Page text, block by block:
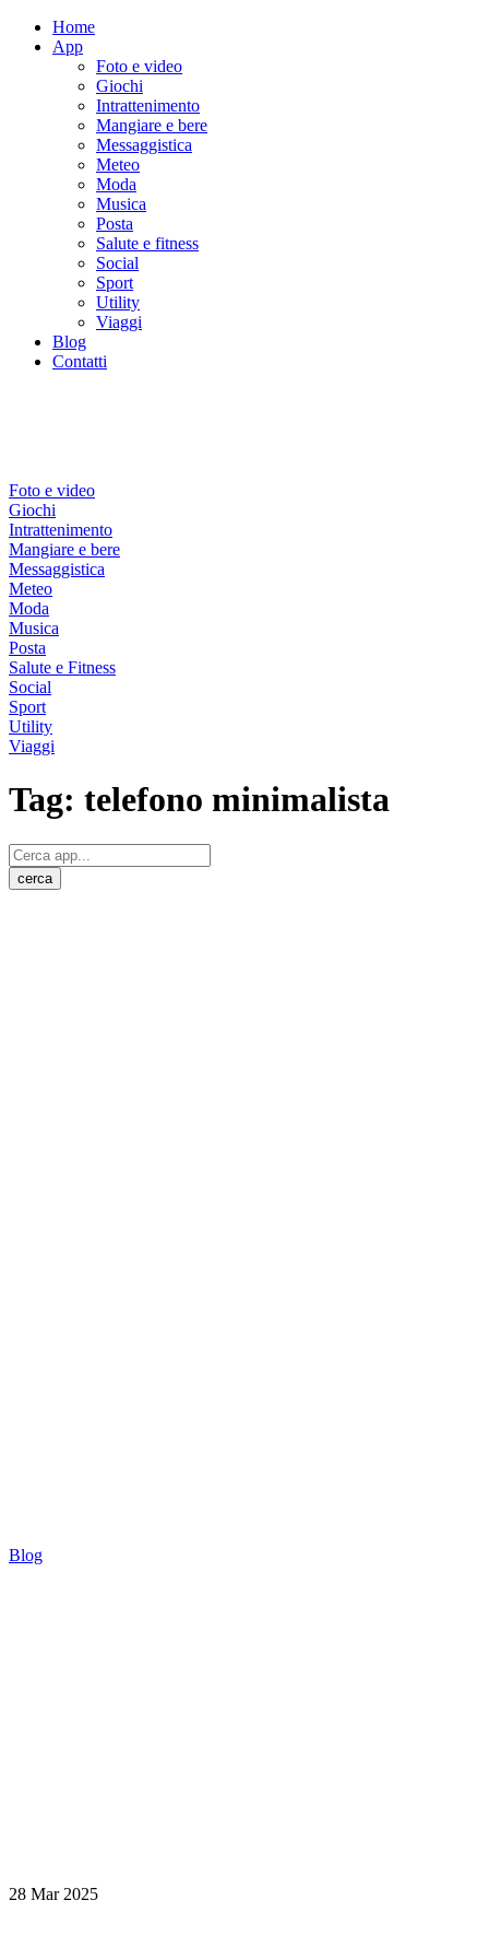
Home
App
Foto e video
Giochi
Intrattenimento
Mangiare e bere
Messaggistica
Meteo
Moda
Musica
Posta
Salute e fitness
Social
Sport
Utility
Viaggi
Blog
Contatti
Foto e video
Giochi
Intrattenimento
Mangiare e bere
Messaggistica
Meteo
Moda
Musica
Posta
Salute e Fitness
Social
Sport
Utility
Viaggi
Tag: telefono minimalista
Blog
28 Mar 2025